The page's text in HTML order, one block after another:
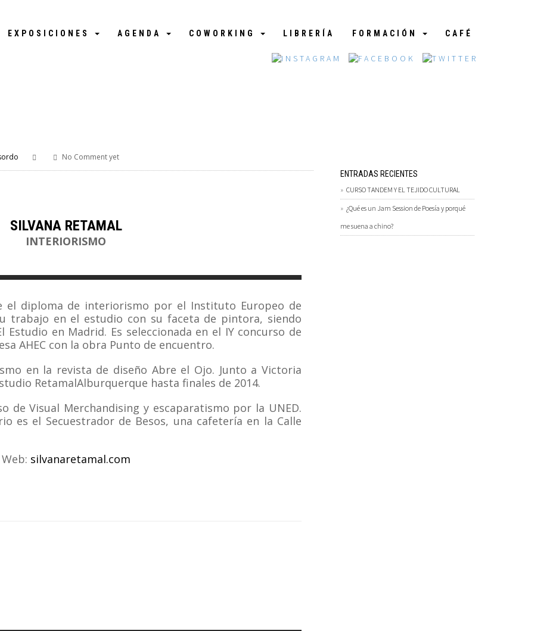
EXPOSICIONES AGENDA COWORKING LIBRERÍA FORMACIÓN CAFÉ
No Comment yet
SILVANA RETAMAL
INTERIORISMO
el diploma de interiorismo por el Instituto Europeo de
trabajo en el estudio con su faceta de pintora, siendo
en Madrid. Es seleccionada en el IY concurso de
AHEC con la obra Punto de encuentro.
en la revista de diseño Abre el Ojo. Junto a Victoria
RetamalAlburquerque hasta finales de 2014.
de Visual Merchandising y escaparatismo por la UNED.
es el Secuestrador de Besos, una cafetería en la Calle
Web: silvanaretamal.com
ENTRADAS RECIENTES
CURSO TANDEM Y EL TEJIDO CULTURAL
¿Qué es un Jam Session de Poesía y porqué
me suena a chino?